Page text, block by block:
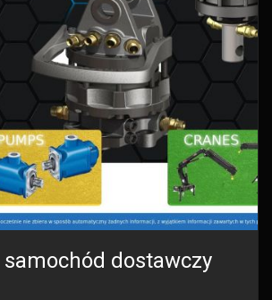
samochód dostawczy